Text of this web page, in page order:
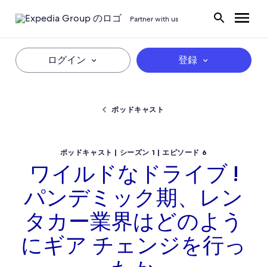
Partner with us
ログイン 登録
ポッドキャスト
ポッドキャスト | シーズン 1 | エピソード 6
ワイルドなドライブ !
パンデミック期、レン
タカー業界はどのよう
にギア チェンジを行っ